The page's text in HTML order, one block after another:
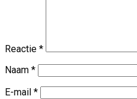
Reactie *
Naam *
E-mail *